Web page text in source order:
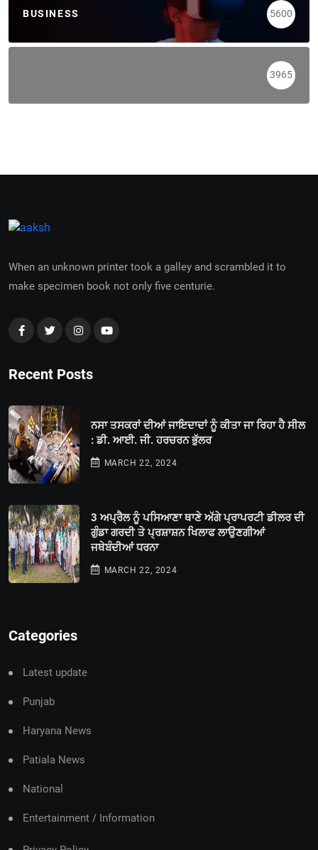
BUSINESS 5600
3965
When an unknown printer took a galley and scrambled it to
make specimen book not only five centurie.
Recent Posts
ਨਸਾ ਤਸਕਰਾਂ ਦੀਆਂ ਜਾਇਦਾਦਾਂ ਨੂੰ ਕੀਤਾ ਜਾ ਰਿਹਾ ਹੈ ਸੀਲ
: ਡੀ. ਆਈ. ਜੀ. ਹਰਚਰਨ ਭੁੱਲਰ
MARCH 22, 2024
3 ਅਪ੍ਰੈਲ ਨੂੰ ਪਸਿਆਣਾ ਥਾਣੇ ਅੱਗੇ ਪ੍ਰਾਪਰਟੀ ਡੀਲਰ ਦੀ
ਗੁੰਡਾ ਗਰਦੀ ਤੇ ਪ੍ਰਸ਼ਾਸ਼ਨ ਖਿਲਾਫ ਲਾਉਣਗੀਆਂ
ਜਥੇਬੰਦੀਆਂ ਧਰਨਾ
MARCH 22, 2024
Categories
Latest update
Punjab
Haryana News
Patiala News
National
Entertainment / Information